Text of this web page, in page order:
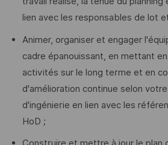
lien avec les responsables de lot
Animer, organiser et engager
cadre épanouissant, en mettant
activités sur le long terme et en
d'amélioration continue selon
d'ingénierie en lien avec les
HoD ;